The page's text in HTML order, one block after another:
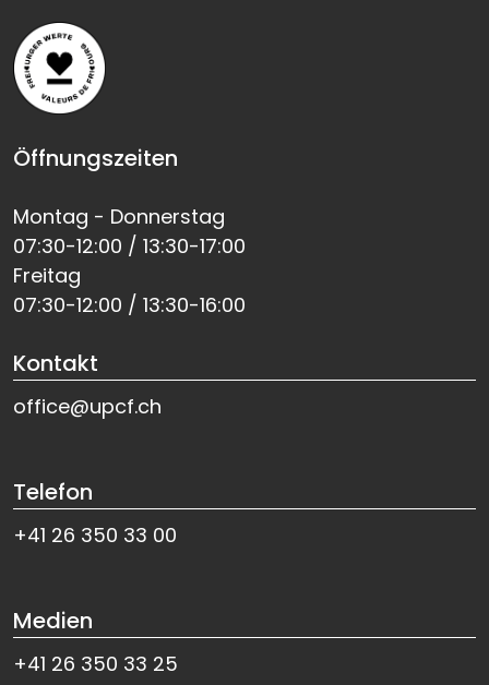
Öffnungszeiten
Montag - Donnerstag
07:30-12:00 / 13:30-17:00
Freitag
07:30-12:00 / 13:30-16:00
Kontakt
office@upcf.ch
Telefon
+41 26 350 33 00
Medien
+41 26 350 33 25